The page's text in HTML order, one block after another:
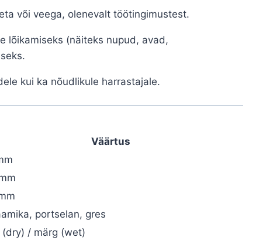
või veega, olenevalt töötingimustest.
lõikamiseks (näiteks nupud, avad,
kui ka nõudlikule harrastajale.
Väärtus
portselan, gres
(dry) / märg (wet)